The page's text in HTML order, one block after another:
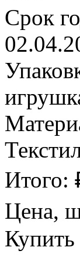
Срок
Итого:
Цена,
Купить